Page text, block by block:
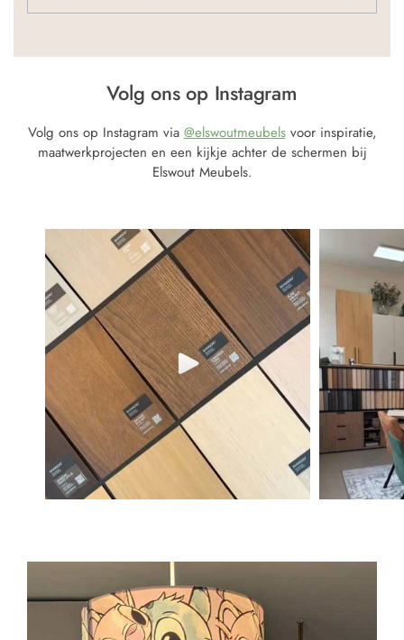
Volg ons op Instagram
Volg ons op Instagram via @elswoutmeubelsvoor inspiratie,
maatwerkprojecten en een kijkje achter de schermen bij
Elswout Meubels.